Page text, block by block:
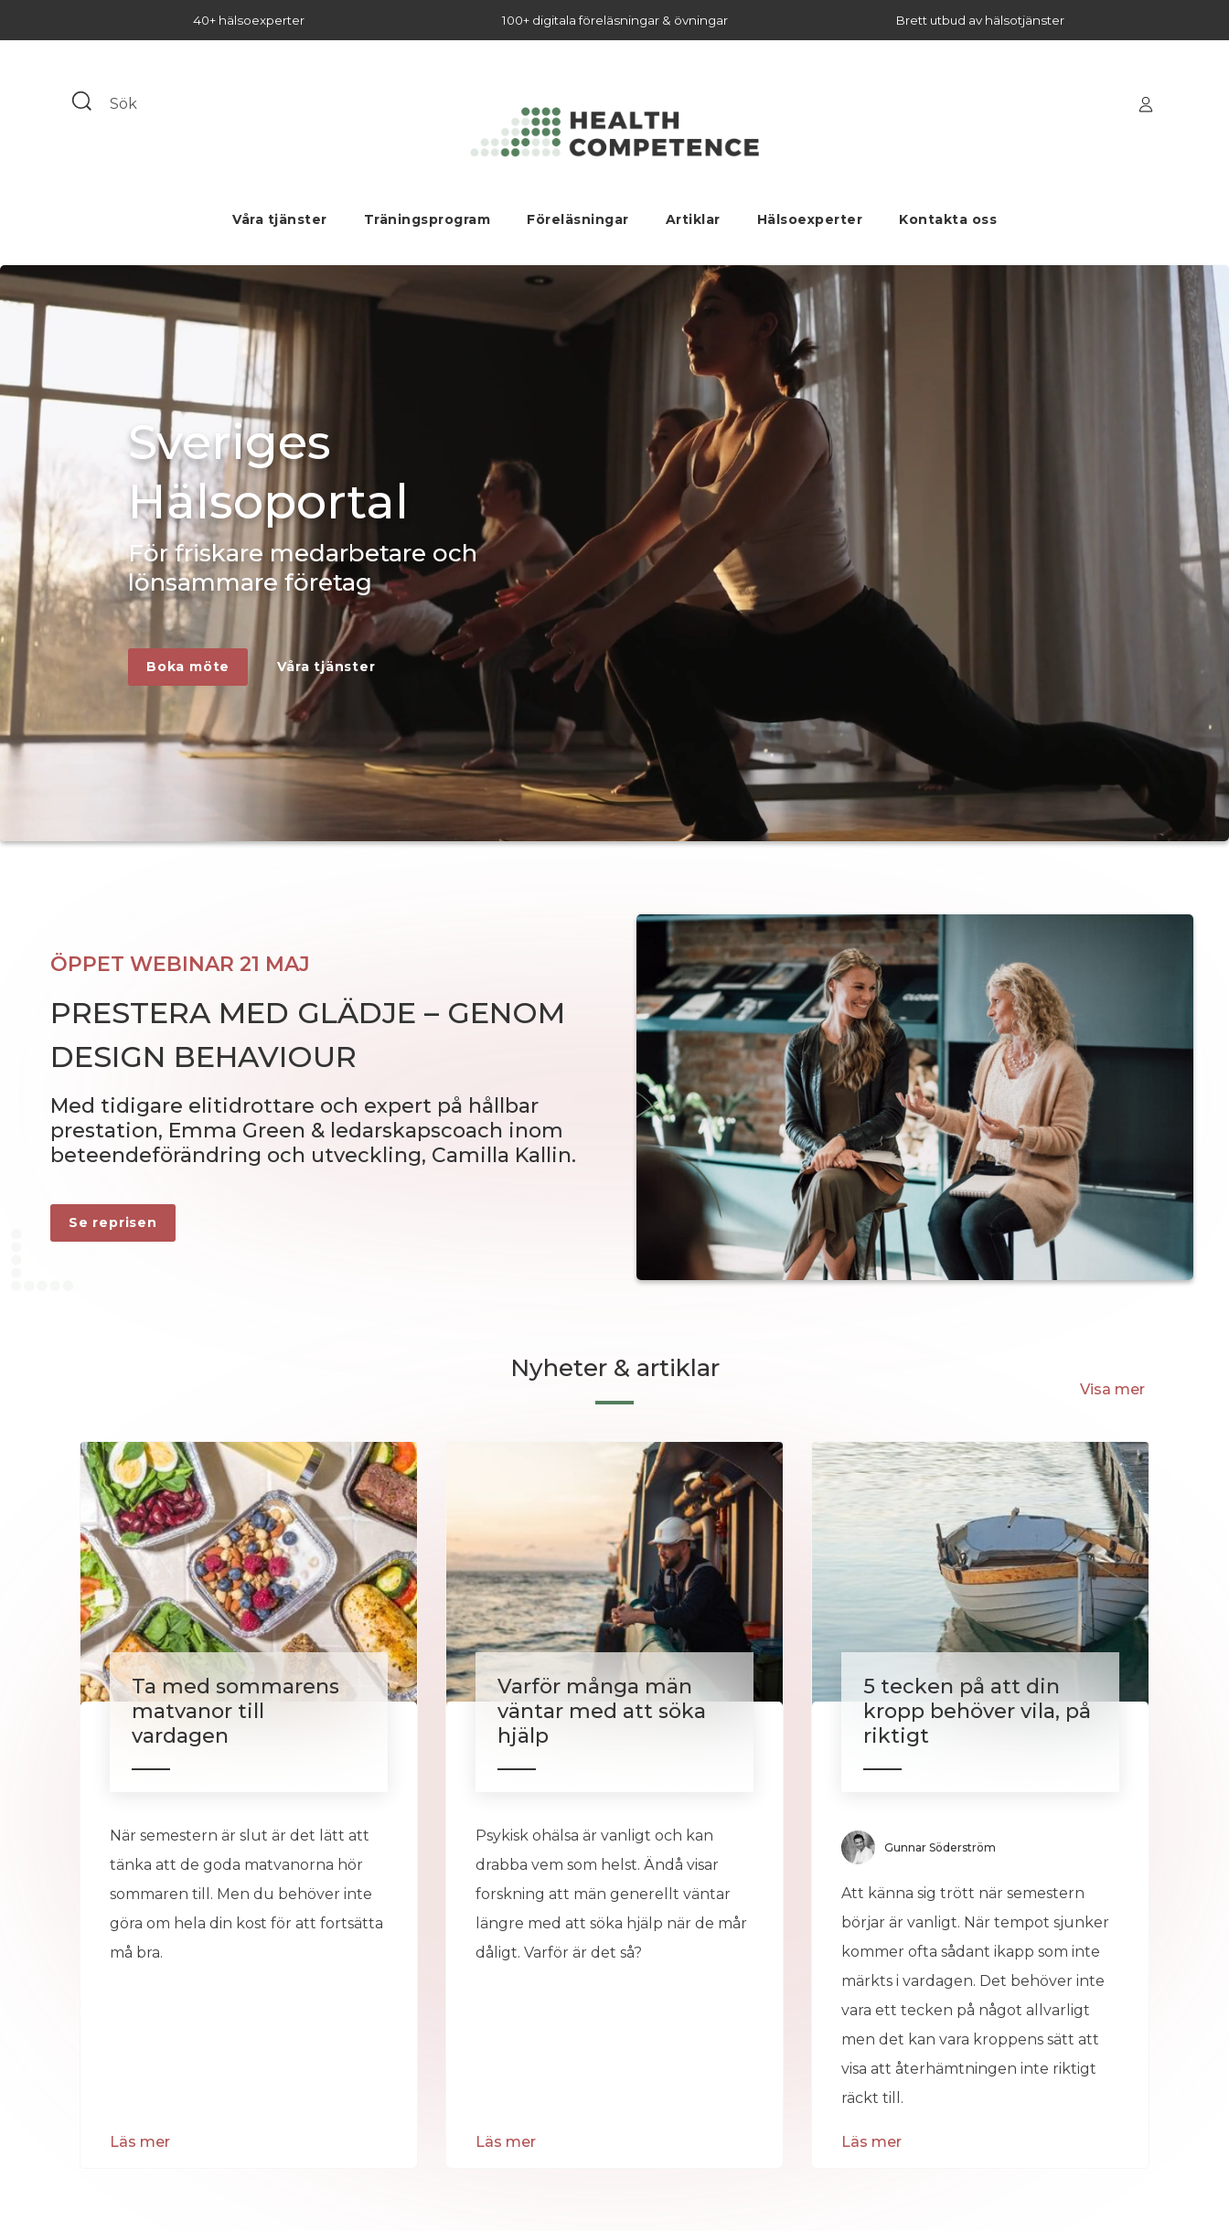
40+ hälsoexperter 100+ digitala föreläsningar & övningar Brett utbud av hälsotjänster
Våra tjänster Träningsprogram Föreläsningar Artiklar Hälsoexperter Kontakta oss
Sveriges
Hälsoportal
För friskare medarbetare och
lönsammare företag
Boka möte Våra tjänster
ÖPPET WEBINAR 21 MAJ
PRESTERA MED GLÄDJE – GENOM
DESIGN BEHAVIOUR
Med tidigare elitidrottare och expert på hållbar
prestation, Emma Green & ledarskapscoach inom
beteendeförändring och utveckling, Camilla Kallin.
Se reprisen
Nyheter & artiklar
Visa mer
Ta med sommarens
matvanor till
vardagen
När semestern är slut är det lätt att
tänka att de goda matvanorna hör
sommaren till. Men du behöver inte
göra om hela din kost för att fortsätta
må bra.
Läs mer
Varför många män
väntar med att söka
hjälp
Psykisk ohälsa är vanligt och kan
drabba vem som helst. Ändå visar
forskning att män generellt väntar
längre med att söka hjälp när de mår
dåligt. Varför är det så?
Läs mer
5 tecken på att din
kropp behöver vila, på
riktigt
Gunnar Söderström
Att känna sig trött när semestern
börjar är vanligt. När tempot sjunker
kommer ofta sådant ikapp som inte
märkts i vardagen. Det behöver inte
vara ett tecken på något allvarligt
men det kan vara kroppens sätt att
visa att återhämtningen inte riktigt
räckt till.
Läs mer